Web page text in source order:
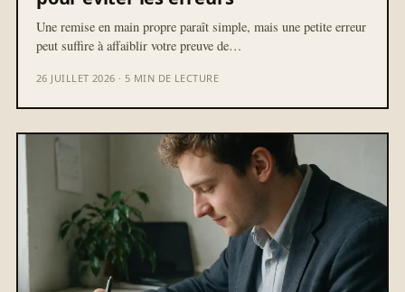
Une remise en main propre paraît simple, mais une petite erreur
peut suffire à affaiblir votre preuve de…
26 JUILLET 2026 · 5 MIN DE LECTURE